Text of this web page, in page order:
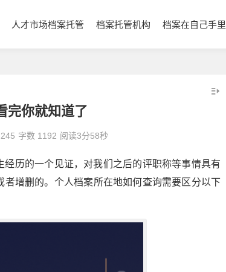
人才市场档案托管 档案托管机构 档案在自己手里
完你就知道了
字数 1192 阅读3分58秒
历的一个见证，对我们之后的评职称等事情具有
增删的。个人档案所在地如何查询需要区分以下